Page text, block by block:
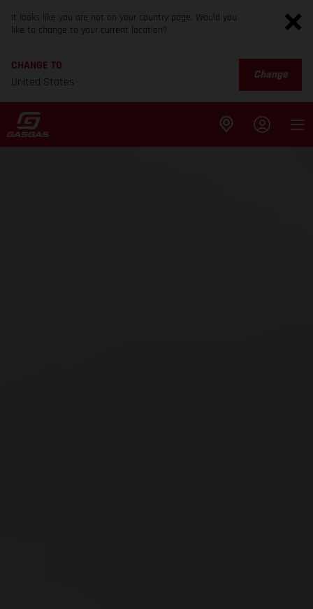
It looks like you are not on your country page. Would you
like to change to your current location?
CHANGE TO
United States
Change